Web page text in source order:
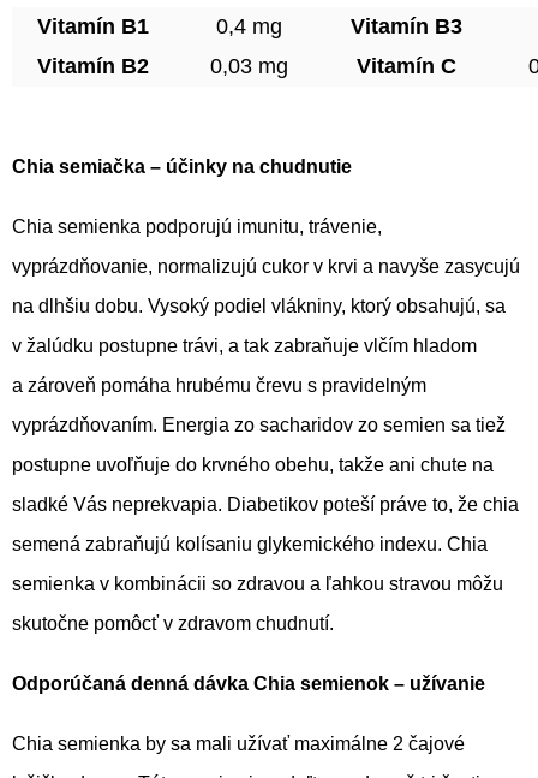
Vitamín B1 0,4 mg Vitamín B3
Vitamín B2
0,03 mg Vitamín C
Chia semiačka – účinky na chudnutie
Chia semienka podporujú imunitu, trávenie,
vyprázdňovanie, normalizujú cukor v krvi a navyše zasycujú
na dlhšiu dobu. Vysoký podiel vlákniny, ktorý obsahujú, sa
v žalúdku postupne trávi, a tak zabraňuje vlčím hladom
a zároveň pomáha hrubému črevu s pravidelným
vyprázdňovaním. Energia zo sacharidov zo semien sa tiež
postupne uvoľňuje do krvného obehu, takže ani chute na
sladké Vás neprekvapia. Diabetikov poteší práve to, že chia
semená zabraňujú kolísaniu glykemického indexu. Chia
semienka v kombinácii so zdravou a ľahkou stravou môžu
skutočne pomôcť v zdravom chudnutí.
Odporúčaná denná dávka Chia semienok – užívanie
Chia semienka by sa mali užívať maximálne 2 čajové